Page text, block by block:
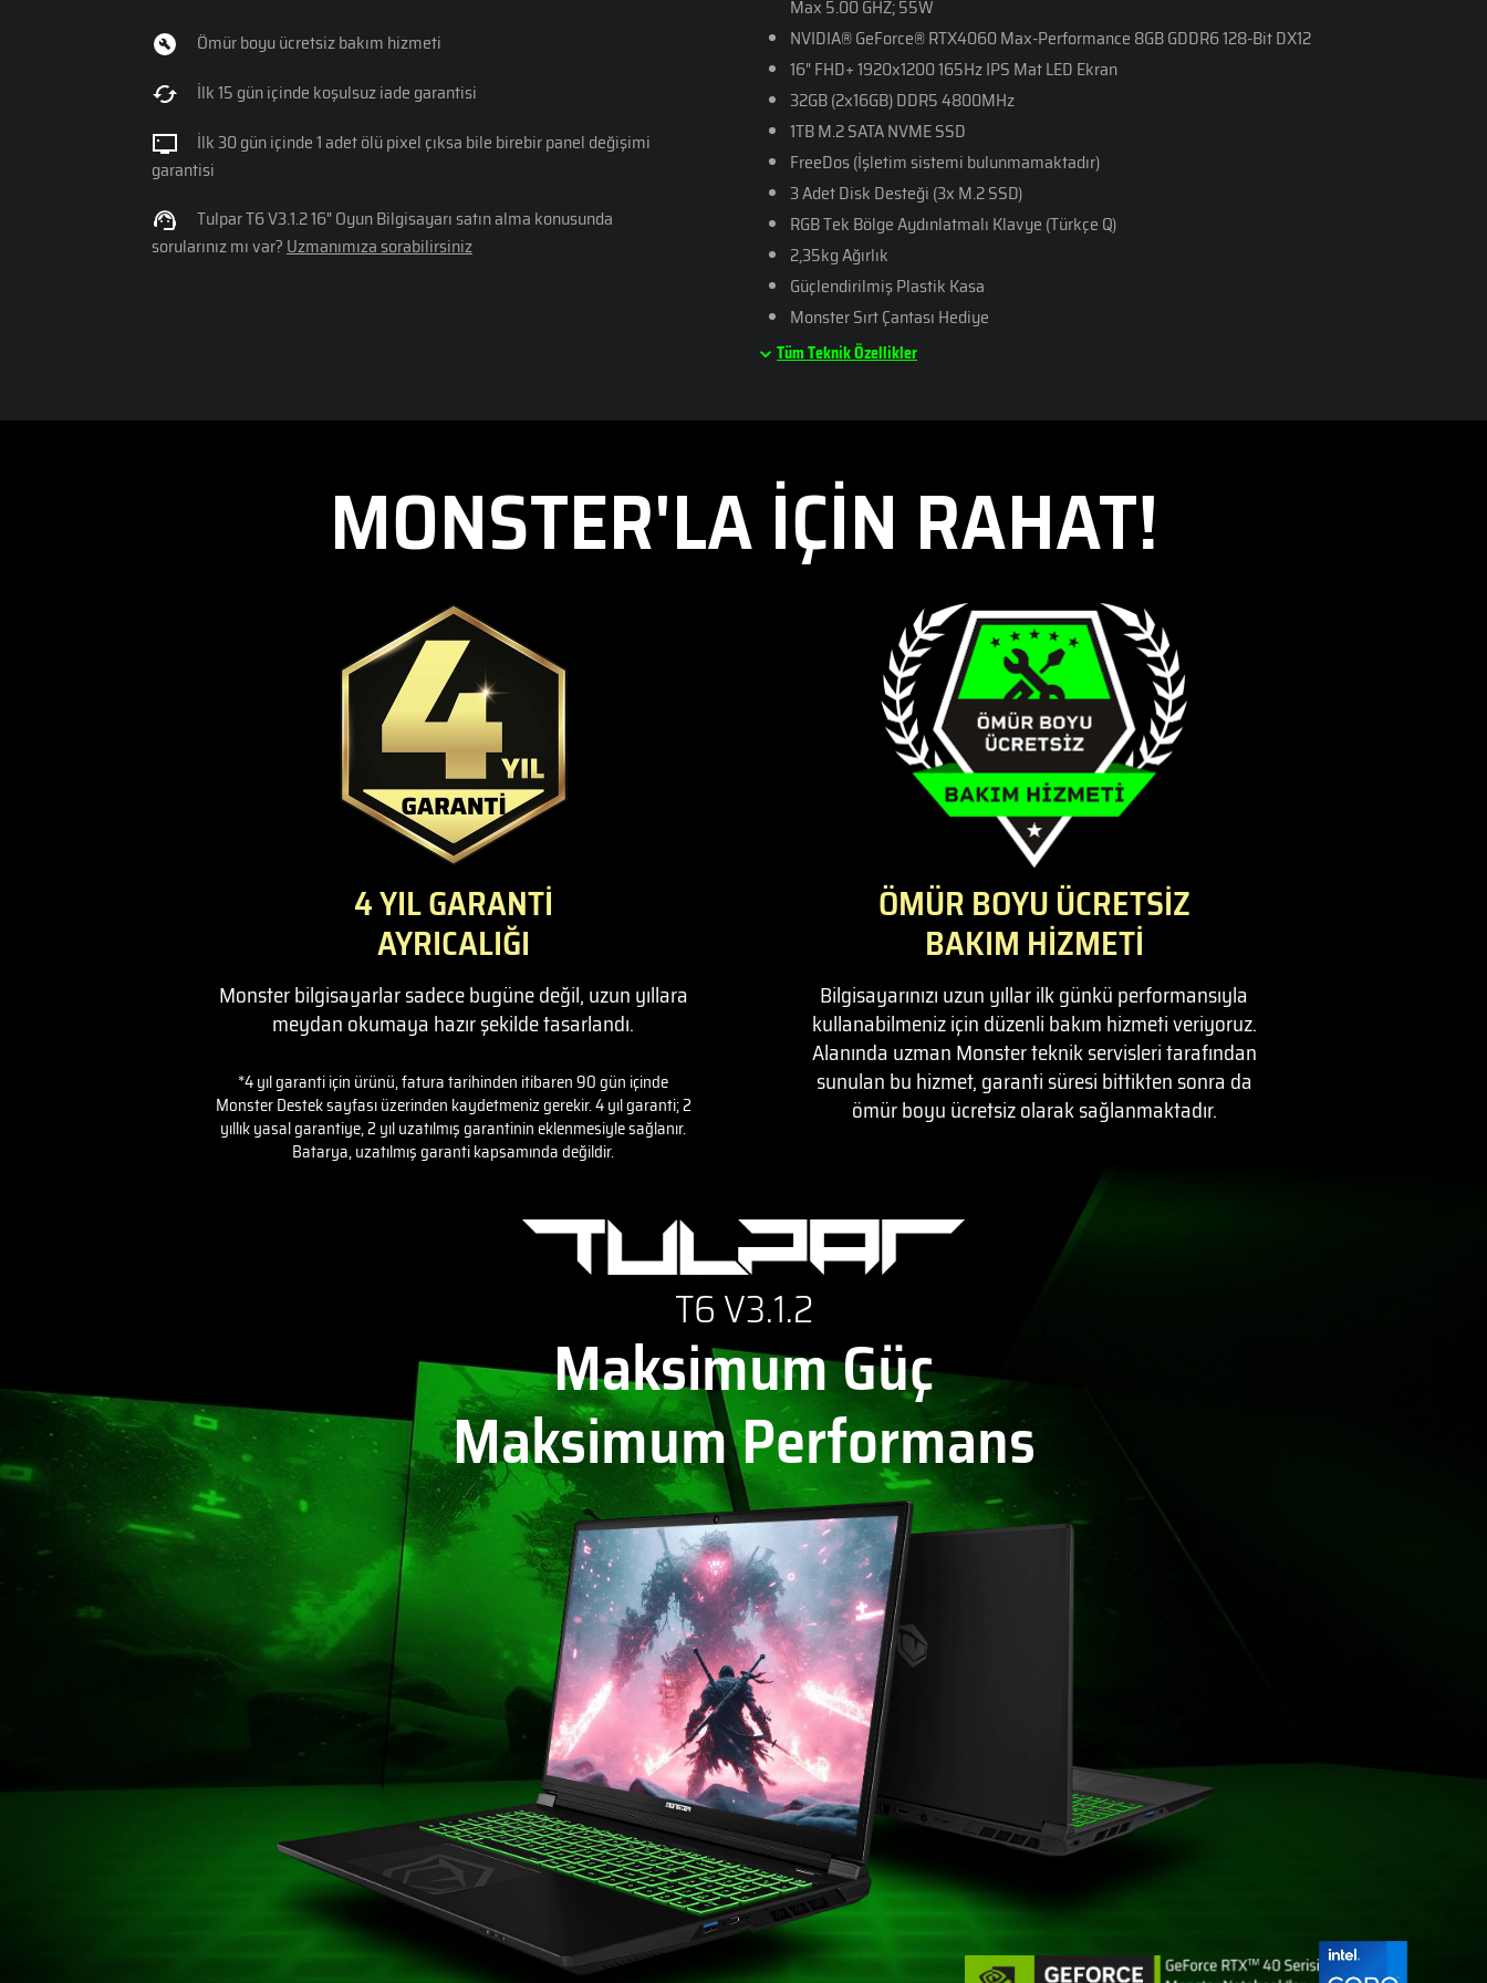
Ömür boyu ücretsiz bakım hizmeti
İlk 15 gün içinde koşulsuz iade garantisi
İlk 30 gün içinde 1 adet ölü pixel çıksa bile birebir panel değişimi
garantisi
Tulpar T6 V3.1.2 16" Oyun Bilgisayarı satın alma konusunda
sorularınız mı var? Uzmanımıza sorabilirsiniz
Max 5.00 GHZ; 55W
NVIDIA® GeForce® RTX4060 Max-Performance 8GB GDDR6 128-Bit DX12
16" FHD+ 1920x1200 165Hz IPS Mat LED Ekran
32GB (2x16GB) DDR5 4800MHz
1TB M.2 SATA NVME SSD
FreeDos (İşletim sistemi bulunmamaktadır)
3 Adet Disk Desteği (3x M.2 SSD)
RGB Tek Bölge Aydınlatmalı Klavye (Türkçe Q)
2,35kg Ağırlık
Güçlendirilmiş Plastik Kasa
Monster Sırt Çantası Hediye
Tüm Teknik Özellikler
MONSTER'LA İÇİN RAHAT!
4 YIL GARANTİ
AYRICALIĞI
Monster bilgisayarlar sadece bugüne değil, uzun yıllara
meydan okumaya hazır şekilde tasarlandı.
*4 yıl garanti için ürünü, fatura tarihinden itibaren 90 gün içinde
Monster Destek sayfası üzerinden kaydetmeniz gerekir. 4 yıl garanti; 2
yıllık yasal garantiye, 2 yıl uzatılmış garantinin eklenmesiyle sağlanır.
Batarya, uzatılmış garanti kapsamında değildir.
ÖMÜR BOYU ÜCRETSİZ
BAKIM HİZMETİ
Bilgisayarınızı uzun yıllar ilk günkü performansıyla
kullanabilmeniz için düzenli bakım hizmeti veriyoruz.
Alanında uzman Monster teknik servisleri tarafından
sunulan bu hizmet, garanti süresi bittikten sonra da
ömür boyu ücretsiz olarak sağlanmaktadır.
T6 V3.1.2
Maksimum Güç
Maksimum Performans